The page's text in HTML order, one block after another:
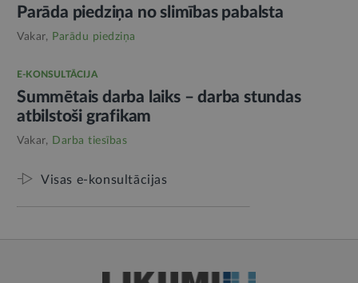
Parāda piedziņa no slimības pabalsta
Vakar, Parādu piedziņa
E-KONSULTĀCIJA
Summētais darba laiks – darba stundas
atbilstoši grafikam
Vakar, Darba tiesības
Visas e-konsultācijas